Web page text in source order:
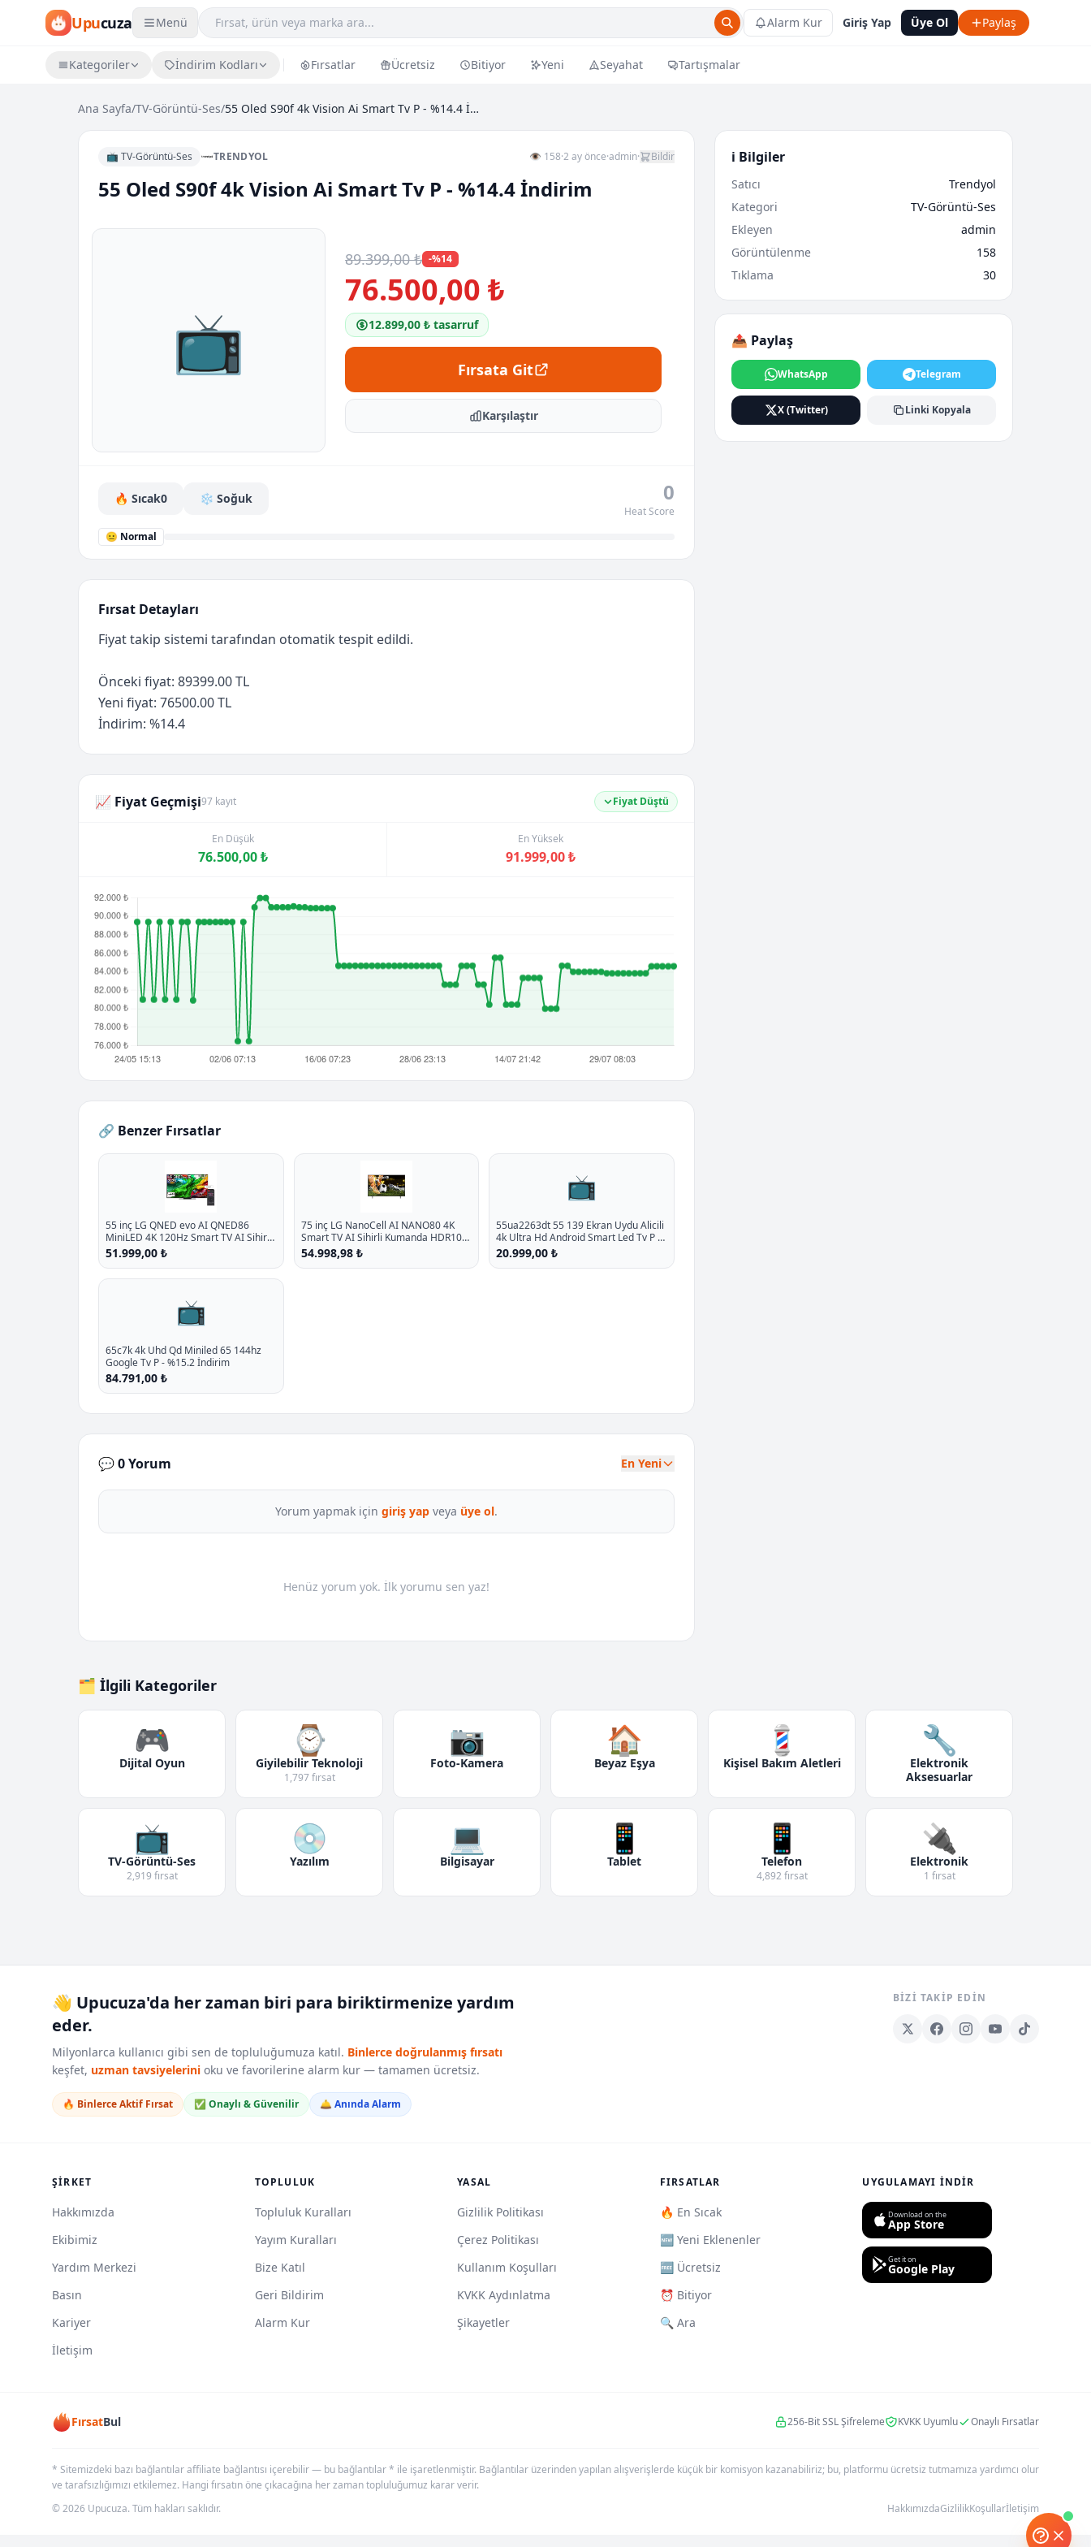
Upucuza Menü Alarm Kur Giriş Yap Üye Ol Paylaş
Kategoriler İndirim Kodları Fırsatlar Ücretsiz Bitiyor Yeni Seyahat Tartışmalar
Ana Sayfa/TV-Görüntü-Ses/ 55 Oled S90f 4k Vision Ai Smart Tv P - %14.4 İndir...
📺 TV-Görüntü-Ses TRENDYOL 👁 158·2 ay önce·admin· Bildir
55 Oled S90f 4k Vision Ai Smart Tv P - %14.4 İndirim
📺
89.399,00 ₺ -%14
76.500,00 ₺
12.899,00 ₺ tasarruf
Fırsata Git
Karşılaştır
🔥 Sıcak0 ❄️ Soğuk 0
Heat Score
😐 Normal
Fırsat Detayları
Fiyat takip sistemi tarafından otomatik tespit edildi.
Önceki fiyat: 89399.00 TL
Yeni fiyat: 76500.00 TL
İndirim: %14.4
📈 Fiyat Geçmişi97 kayıt Fiyat Düştü
En Düşük
76.500,00 ₺
En Yüksek
91.999,00 ₺
🔗 Benzer Fırsatlar
55 inç LG QNED evo AI QNED86
MiniLED 4K 120Hz Smart TV AI Sihirli
Kumanda webOS25 2025
51.999,00 ₺
75 inç LG NanoCell AI NANO80 4K
Smart TV AI Sihirli Kumanda HDR10
webOS25 2025
54.998,98 ₺
📺
55ua2263dt 55 139 Ekran Uydu Alicili
4k Ultra Hd Android Smart Led Tv P -
%19.2 İndirim
20.999,00 ₺
📺
65c7k 4k Uhd Qd Miniled 65 144hz
Google Tv P - %15.2 İndirim
84.791,00 ₺
💬 0 Yorum En Yeni
Yorum yapmak için giriş yap veya üye ol.
Henüz yorum yok. İlk yorumu sen yaz!
ℹ️ Bilgiler
Satıcı
Trendyol
Kategori
TV-Görüntü-Ses
Ekleyen
admin
Görüntülenme
158
Tıklama
30
📤 Paylaş
WhatsApp Telegram
X (Twitter) Linki Kopyala
🗂️ İlgili Kategoriler
🎮
Dijital Oyun
⌚
Giyilebilir Teknoloji
1,797 fırsat
📷
Foto-Kamera
🏠
Beyaz Eşya
💈
Kişisel Bakım Aletleri
🔧
Elektronik
Aksesuarlar
📺
TV-Görüntü-Ses
2,919 fırsat
💿
Yazılım
💻
Bilgisayar
📱
Tablet
📱
Telefon
4,892 fırsat
🔌
Elektronik
1 fırsat
👋 Upucuza'da her zaman biri para biriktirmenize yardım
eder.
Milyonlarca kullanıcı gibi sen de topluluğumuza katıl. Binlerce doğrulanmış fırsatı
keşfet, uzman tavsiyelerini oku ve favorilerine alarm kur — tamamen ücretsiz.
🔥 Binlerce Aktif Fırsat ✅ Onaylı & Güvenilir 🛎️ Anında Alarm
BIZI TAKIP EDIN
ŞIRKET
Hakkımızda
Ekibimiz
Yardım Merkezi
Basın
Kariyer
İletişim
TOPLULUK
Topluluk Kuralları
Yayım Kuralları
Bize Katıl
Geri Bildirim
Alarm Kur
YASAL
Gizlilik Politikası
Çerez Politikası
Kullanım Koşulları
KVKK Aydınlatma
Şikayetler
FIRSATLAR
🔥 En Sıcak
🆕 Yeni Eklenenler
🆓 Ücretsiz
⏰ Bitiyor
🔍 Ara
UYGULAMAYI İNDIR
Download on the
App Store
Get it on
Google Play
FırsatBul 256-Bit SSL Şifreleme KVKK Uyumlu Onaylı Fırsatlar
* Sitemizdeki bazı bağlantılar affiliate bağlantısı içerebilir — bu bağlantılar * ile işaretlenmiştir. Bağlantılar üzerinden yapılan alışverişlerde küçük bir komisyon kazanabiliriz; bu, platformu ücretsiz tutmamıza yardımcı olur
ve tarafsızlığımızı etkilemez. Hangi fırsatın öne çıkacağına her zaman topluluğumuz karar verir.
© 2026 Upucuza. Tüm hakları saklıdır.
HakkımızdaGizlilikKoşullarİletişim